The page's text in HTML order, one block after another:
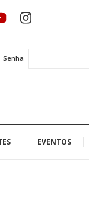
Senha
EVENTOS